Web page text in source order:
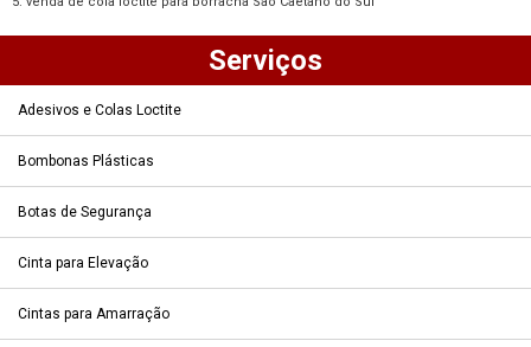
Serviços
Adesivos e Colas Loctite
Bombonas Plásticas
Botas de Segurança
Cinta para Elevação
Cintas para Amarração